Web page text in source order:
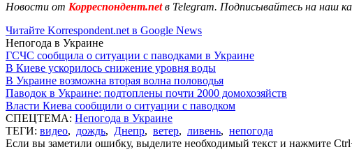
Новости от Корреспондент.netв Telegram. Подписывайтесь на наш
Читайте Korrespondent.net в Google News
Непогода в Украине
ГСЧС сообщила о ситуации с паводками в Украине
В Киеве ускорилось снижение уровня воды
В Украине возможна вторая волна половодья
Паводок в Украине: подтоплены почти 2000 домохозяйств
Власти Киева сообщили о ситуации с паводком
СПЕЦТЕМА: Непогода в Украине
ТЕГИ: видео, дождь, Днепр, ветер, ливень, непогода
Если вы заметили ошибку, выделите необходимый текст и нажмите